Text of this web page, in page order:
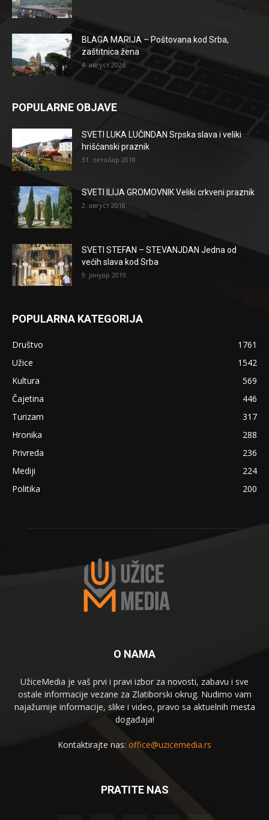
BLAGA MARIJA – Poštovana kod Srba,
zaštitnica žena
4. август 2026.
POPULARNE OBJAVE
SVETI LUKA LUČINDAN Srpska slava i veliki
hrišćanski praznik
31. октобар 2018.
SVETI ILIJA GROMOVNIK Veliki crkveni praznik
2. август 2018.
SVETI STEFAN – STEVANJDAN Jedna od
većih slava kod Srba
9. јануар 2019.
POPULARNA KATEGORIJA
Društvo
1761
Užice
1542
Kultura
569
Čajetina
446
Turizam
317
Hronika
288
Privreda
236
Mediji
224
Politika
200
O NAMA
UžiceMedia je vaš prvi i pravi izbor za novosti, zabavu i sve
ostale informacije vezane za Zlatiborski okrug. Nudimo vam
najažurnije informacije, slike i video, pravo sa aktuelnih mesta
događaja!
Kontaktirajte nas: office@uzicemedia.rs
PRATITE NAS